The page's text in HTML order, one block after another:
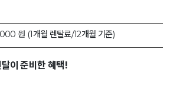
원 (1개월 렌탈료/12개월 기준)
이 준비한 혜택!